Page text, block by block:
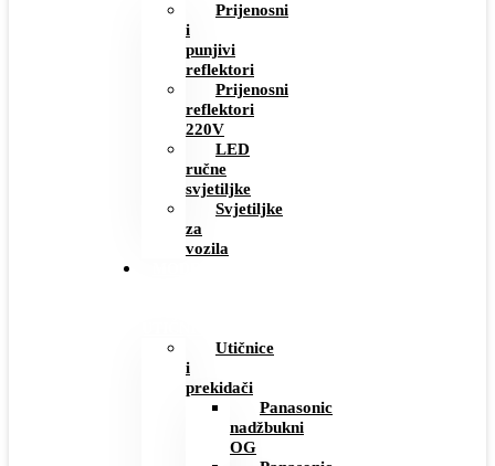
Prijenosni
i
punjivi
reflektori
Prijenosni
reflektori
220V
LED
ručne
svjetiljke
Svjetiljke
za
vozila
Utičnice
i
prekidači
Panasonic
nadžbukni
OG